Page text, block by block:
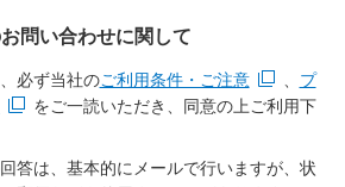
問い合わせに関して
必ず当社のご利用条件・ご注意
ます
プ
ます
をご一読いただき、同意の上ご利用下
答は、基本的にメールで行いますが、状